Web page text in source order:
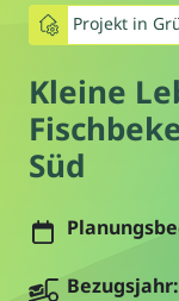
Projekt in
Kleine
Süd
Bezugsjahr: